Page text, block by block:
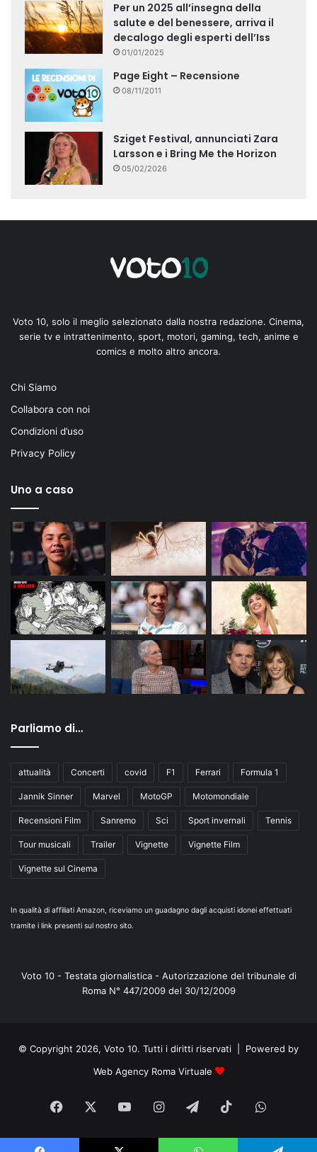
Per un 2025 all’insegna della
salute e del benessere, arriva il
decalogo degli esperti dell’Iss
01/01/2025
Page Eight – Recensione
08/11/2011
Sziget Festival, annunciati Zara
Larsson e i Bring Me the Horizon
05/02/2026
Voto 10, solo il meglio selezionato dalla nostra redazione. Cinema,
serie tv e intrattenimento, sport, motori, gaming, tech, anime e
comics e molto altro ancora.
Chi Siamo
Collabora con noi
Condizioni d’uso
Privacy Policy
Uno a caso
Parliamo di…
attualità Concerti covid F1 Ferrari Formula 1
Jannik Sinner Marvel MotoGP Motomondiale
Recensioni Film Sanremo Sci Sport invernali Tennis
Tour musicali Trailer Vignette Vignette Film
Vignette sul Cinema
In qualità di affiliati Amazon, riceviamo un guadagno dagli acquisti idonei effettuati
tramite i link presenti sul nostro sito.
Voto 10 - Testata giornalistica - Autorizzazione del tribunale di
Roma N° 447/2009 del 30/12/2009
© Copyright 2026, Voto 10. Tutti i diritti riservati | Powered by
Web Agency Roma Virtuale
Facebook You
Tube
Instagram
TelegramTikTok